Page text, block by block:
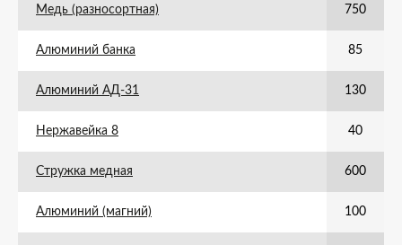
Медь (разносортная) 750
Алюминий банка 85
Алюминий АД-31 130
Нержавейка 8 40
Стружка медная 600
Алюминий (магний) 100